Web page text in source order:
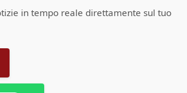
in tempo reale direttamente sul tuo